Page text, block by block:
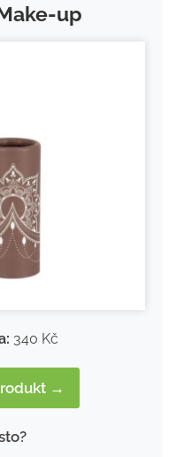
up
340 Kč
→